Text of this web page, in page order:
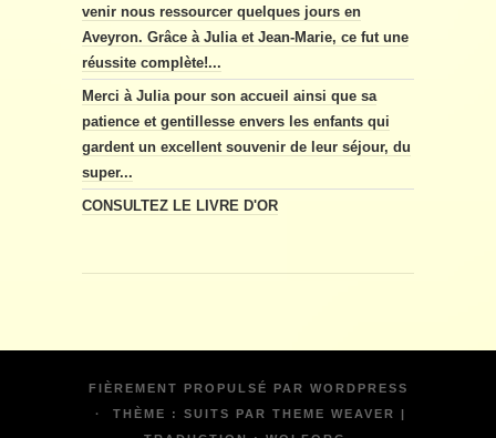
venir nous ressourcer quelques jours en
Aveyron. Grâce à Julia et Jean-Marie, ce fut une
réussite complète!...
Merci à Julia pour son accueil ainsi que sa
patience et gentillesse envers les enfants qui
gardent un excellent souvenir de leur séjour, du
super...
CONSULTEZ LE LIVRE D'OR
FIÈREMENT PROPULSÉ PAR WORDPRESS
·
THÈME : SUITS PAR THEME WEAVER